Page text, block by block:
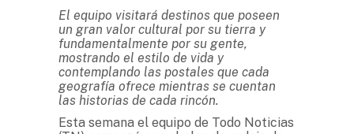
El equipo visitará destinos que poseen
un gran valor cultural por su tierra y
fundamentalmente por su gente,
mostrando el estilo de vida y
contemplando las postales que cada
geografía ofrece mientras se cuentan
las historias de cada rincón.
Esta semana el equipo de Todo Noticias